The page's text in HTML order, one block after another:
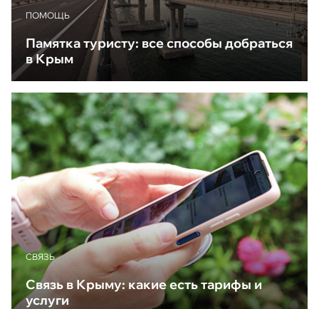
ПОМОЩЬ
Памятка туристу: все способы добраться
в Крым
CВЯЗЬ
Связь в Крыму: какие есть тарифы и
услуги